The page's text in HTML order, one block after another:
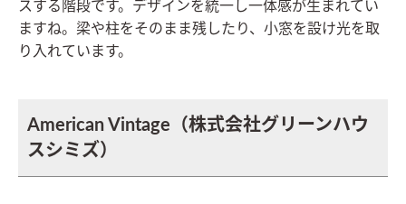
スする階段です。デザインを統一し一体感が生まれてい
ますね。梁や柱をそのまま残したり、小窓を設け光を取
り入れています。
American Vintage（株式会社グリーンハウ
スシミズ）